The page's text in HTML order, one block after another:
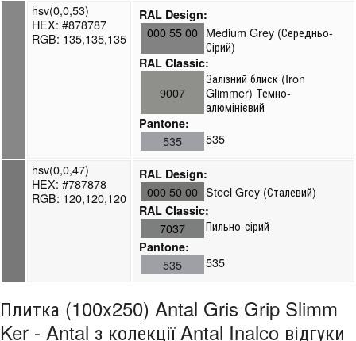
hsv(0,0,53)
HEX: #878787
RGB: 135,135,135
RAL Design:
000 55 00 Medium Grey (Середньо-
Сірий)
RAL Classic:
9007
Залізний блиск (Iron
Glimmer) Темно-
алюмінієвий
Pantone:
535
535
hsv(0,0,47)
HEX: #787878
RGB: 120,120,120
RAL Design:
000 50 00 Steel Grey (Сталевий)
RAL Classic:
7037 Пильно-сірий
Pantone:
535 535
Плитка (100x250) Antal Gris Grip Slimm
Ker - Antal з колекції Antal Inalco відгуки